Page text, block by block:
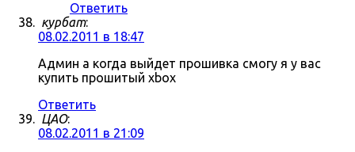
Ответить
курбат:
08.02.2011 в 18:47
Админ а когда выйдет прошивка смогу я у вас
купить прошитый xbox
Ответить
ЦАО:
08.02.2011 в 21:09